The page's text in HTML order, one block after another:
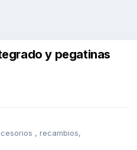
y pegatinas
, recambios,